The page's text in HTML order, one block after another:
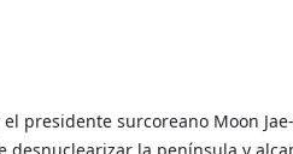
presidente surcoreano Moon